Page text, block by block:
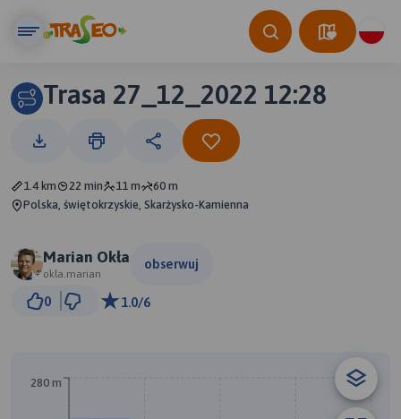
Trasa 27_12_2022 12:28
1.4 km 22 min 11 m
60 m
Polska, świętokrzyskie, Skarżysko-Kamienna
Marian Okła
okla.marian
obserwuj
0 1.0/6
280 m